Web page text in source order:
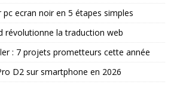
ecran noir en 5 étapes simples
révolutionne la traduction web
: 7 projets prometteurs cette année
D2 sur smartphone en 2026